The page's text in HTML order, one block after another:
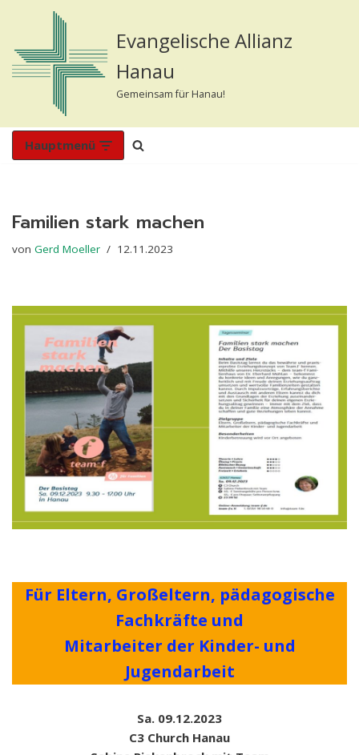
Inhalt
springen
Evangelische Allianz
Hanau
Gemeinsam für Hanau!
Hauptmenü
Familien stark machen
von Gerd Moeller 12.11.2023
Für Eltern, Großeltern, pädagogische
Fachkräfte und
Mitarbeiter der Kinder- und
Jugendarbeit
Sa. 09.12.2023
C3 Church Hanau